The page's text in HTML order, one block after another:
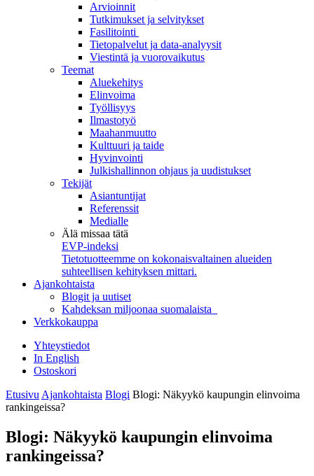
Arvioinnit
Tutkimukset ja selvitykset
Fasilitointi
Tietopalvelut ja data-analyysit
Viestintä ja vuorovaikutus
Teemat
Aluekehitys
Elinvoima
Työllisyys
Ilmastotyö
Maahanmuutto
Kulttuuri ja taide
Hyvinvointi
Julkishallinnon ohjaus ja uudistukset
Tekijät
Asiantuntijat
Referenssit
Medialle
Älä missaa tätä
EVP-indeksi
Tietotuotteemme on kokonaisvaltainen alueiden
suhteellisen kehityksen mittari.
Ajankohtaista
Blogit ja uutiset
Kahdeksan miljoonaa suomalaista
Verkkokauppa
Yhteystiedot
In English
Ostoskori
Etusivu Ajankohtaista Blogi Blogi: Näkyykö kaupungin elinvoima
rankingeissa?
Blogi: Näkyykö kaupungin elinvoima
rankingeissa?